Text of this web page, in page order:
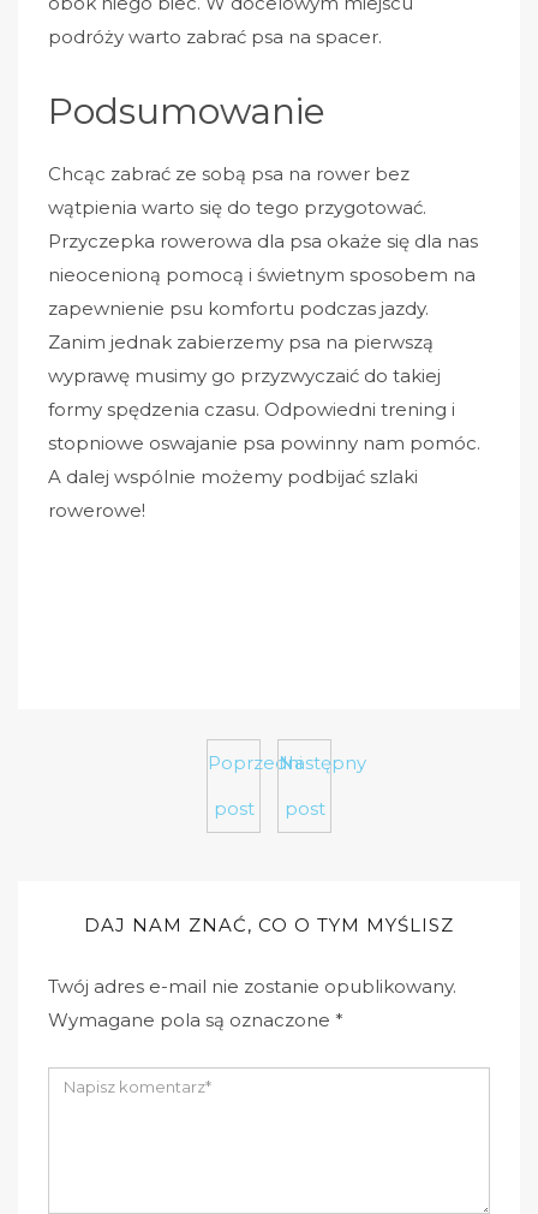
podróży warto zabrać psa na spacer.
Podsumowanie
Chcąc zabrać ze sobą psa na rower bez
wątpienia warto się do tego przygotować.
Przyczepka rowerowa dla psa okaże się dla nas
nieocenioną pomocą i świetnym sposobem na
zapewnienie psu komfortu podczas jazdy.
Zanim jednak zabierzemy psa na pierwszą
wyprawę musimy go przyzwyczaić do takiej
formy spędzenia czasu. Odpowiedni trening i
stopniowe oswajanie psa powinny nam pomóc.
A dalej wspólnie możemy podbijać szlaki
rowerowe!
Poprzedni
post
Następny
post
DAJ NAM ZNAĆ, CO O TYM MYŚLISZ
Twój adres e-mail nie zostanie opublikowany.
Wymagane pola są oznaczone *